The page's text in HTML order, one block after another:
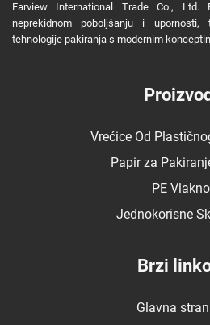
Farview International Trade Co.,
neprekidnom poboljšanju i upornosti,
tehnologije pakiranja s modernim
Vrećice Od
Papir za
PE Vlakno
Jednokorisne
Brzi
Glavna